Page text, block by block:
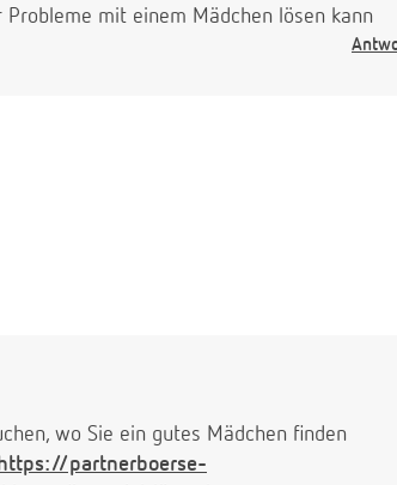
mit einem Mädchen lösen kann
wo Sie ein gutes Mädchen finden
partnerboerse-